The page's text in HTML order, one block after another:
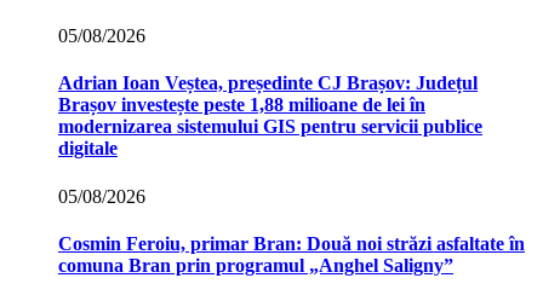
05/08/2026
Adrian Ioan Veștea, președinte CJ Brașov: Județul
Brașov investește peste 1,88 milioane de lei în
modernizarea sistemului GIS pentru servicii publice
digitale
05/08/2026
Cosmin Feroiu, primar Bran: Două noi străzi asfaltate în
comuna Bran prin programul „Anghel Saligny”